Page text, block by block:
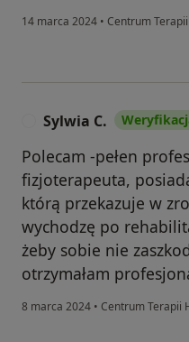
14 marca 2024 • Centrum
Sylwia C.
Polecam -pełen
fizjoterapeuta,
którą przekazuje w
wychodzę po
żeby sobie nie
otrzymałam
8 marca 2024 • Centrum Terapii